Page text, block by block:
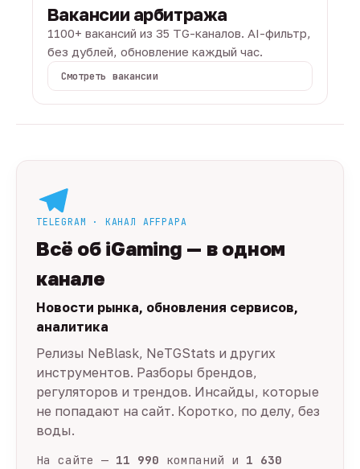
Вакансии арбитража
1100+ вакансий из 35 TG-каналов. AI-фильтр,
без дублей, обновление каждый час.
Смотреть вакансии
TELEGRAM · КАНАЛ AFFPAPA
Всё об iGaming — в одном
канале
Новости рынка, обновления сервисов,
аналитика
Релизы NeBlask, NeTGStats и других
инструментов. Разборы брендов,
регуляторов и трендов. Инсайды, которые
не попадают на сайт. Коротко, по делу, без
воды.
На сайте — 11 990 компаний и 1 630